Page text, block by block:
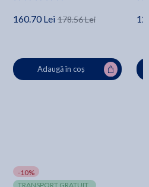
160.70 Lei 178.56 Lei
Adaugă în coș
-10%
TRANSPORT GRATUIT